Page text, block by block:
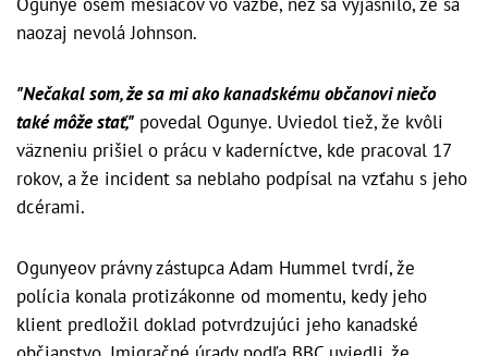
naozaj nevolá Johnson.
"Nečakal som, že sa mi ako kanadskému občanovi niečo
také môže stať," povedal Ogunye. Uviedol tiež, že kvôli
väzneniu prišiel o prácu v kaderníctve, kde pracoval 17
rokov, a že incident sa neblaho podpísal na vzťahu s jeho
dcérami.
Ogunyeov právny zástupca Adam Hummel tvrdí, že
polícia konala protizákonne od momentu, kedy jeho
klient predložil doklad potvrdzujúci jeho kanadské